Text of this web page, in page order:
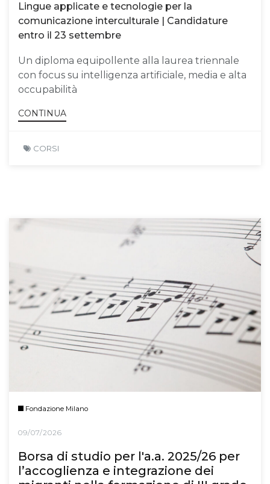
Lingue applicate e tecnologie per la
comunicazione interculturale | Candidature
entro il 23 settembre
Un diploma equipollente alla laurea triennale
con focus su intelligenza artificiale, media e alta
occupabilità
CONTINUA
CORSI
Fondazione Milano
09/07/2026
Borsa di studio per l'a.a. 2025/26 per
l’accoglienza e integrazione dei